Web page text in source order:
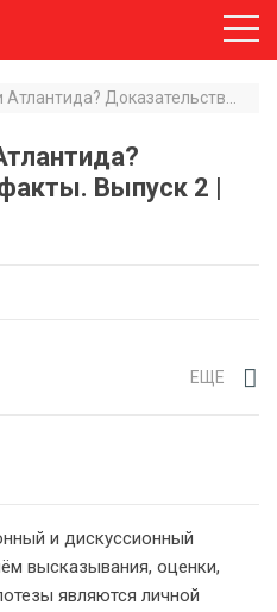
Выпуск 2 |
ЕЩЕ
и дискуссионный
высказывания, оценки,
являются личной